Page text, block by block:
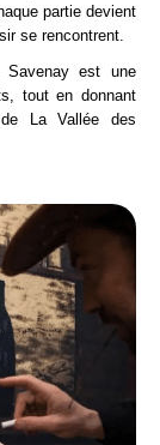
partie devient
se rencontrent.
Savenay est une
tout en donnant
La Vallée des